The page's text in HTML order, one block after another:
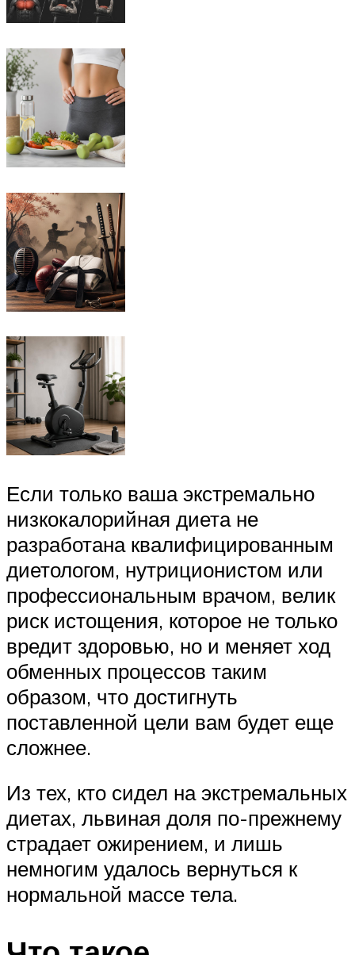
Если только ваша экстремально
низкокалорийная диета не
разработана квалифицированным
диетологом, нутриционистом или
профессиональным врачом, велик
риск истощения, которое не только
вредит здоровью, но и меняет ход
обменных процессов таким
образом, что достигнуть
поставленной цели вам будет еще
сложнее.
Из тех, кто сидел на экстремальных
диетах, львиная доля по-прежнему
страдает ожирением, и лишь
немногим удалось вернуться к
нормальной массе тела.